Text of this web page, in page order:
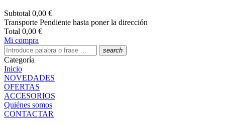
Subtotal 0,00 €
Transporte Pendiente hasta poner la dirección
Total 0,00 €
Mi compra
search
Categoría
Inicio
NOVEDADES
OFERTAS
ACCESORIOS
Quiénes somos
CONTACTAR